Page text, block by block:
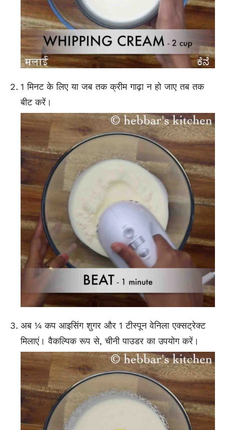
1 मिनट के लिए या जब तक क्रीम गाढ़ा न हो जाए तब तक
बीट करें।
अब ¼ कप आइसिंग शुगर और 1 टीस्पून वेनिला एक्सट्रेक्ट
मिलाएं। वैकल्पिक रूप से, चीनी पाउडर का उपयोग करें।